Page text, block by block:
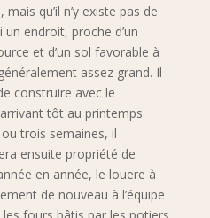
qu’il n’y existe pas de
endroit, proche d’un
et d’un sol favorable à
assez grand. Il
construire avec le
tôt au printemps
trois semaines, il
ensuite propriété de
en année, le louere à
de nouveau à l’équipe